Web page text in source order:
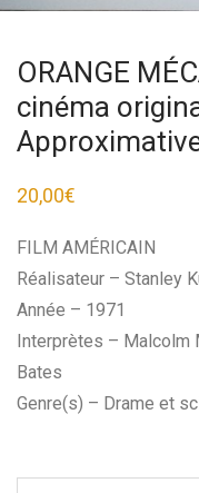
ORANGE
cinéma
20,00€
FILM AMÉRICAIN
Réalisateur – Stanley
Année – 1971
Interprètes – Malcolm
Bates
Genre(s) – Drame et